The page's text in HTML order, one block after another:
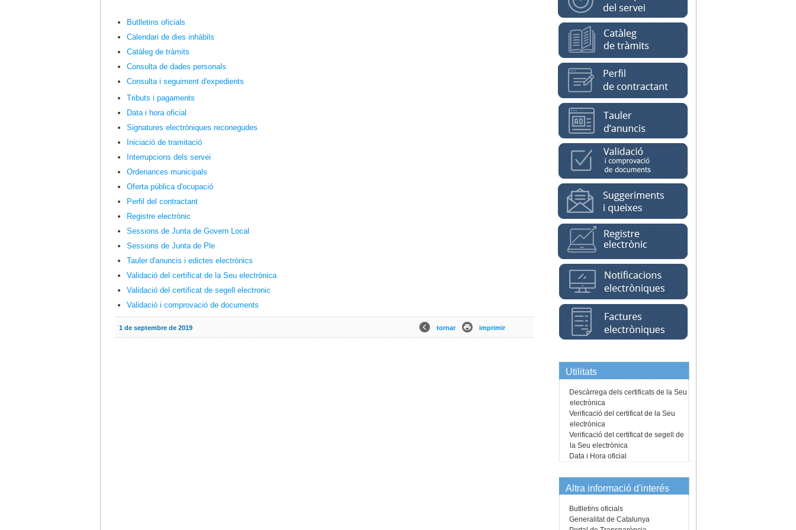
Butlletins oficials
Calendari de dies inhàbils
Catàleg de tràmits
Consulta de dades personals
Consulta i seguiment d'expedients
Tributs i pagaments
Data i hora oficial
Signatures electròniques reconegudes
Iniciació de tramitació
Interrupcions dels servei
Ordenances municipals
Oferta pública d'ocupació
Perfil del contractant
Registre electrònic
Sessions de Junta de Govern Local
Sessions de Junta de Ple
Tauler d'anuncis i edictes electrònics
Validació del certificat de la Seu electrònica
Validació del certificat de segell electronic
Validació i comprovació de documents
1 de septembre de 2019 tornar imprimir
Utilitats
Descàrrega dels certificats de la Seu
electrònica
Verificació del certificat de la Seu
electrònica
Verificació del certificat de segell de
la Seu electrònica
Data i Hora oficial
Altra informació d'interés
Butlletins oficials
Generalitat de Catalunya